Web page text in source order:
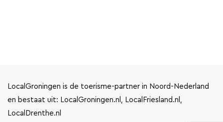
LocalGroningen is de toerisme-partner in Noord-Nederland
en bestaat uit: LocalGroningen.nl, LocalFriesland.nl,
LocalDrenthe.nl